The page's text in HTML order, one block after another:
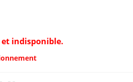
indisponible.